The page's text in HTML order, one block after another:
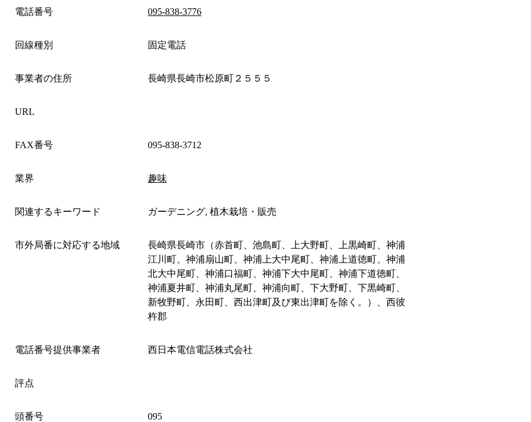
電話番号 095-838-3776
回線種別 固定電話
事業者の住所 長崎県長崎市松原町２５５５
URL
FAX番号 095-838-3712
業界 趣味
関連するキーワード ガーデニング, 植木栽培・販売
市外局番に対応する地域
長崎県長崎市（赤首町、池島町、上大野町、上黒崎町、神浦
江川町、神浦扇山町、神浦上大中尾町、神浦上道徳町、神浦
北大中尾町、神浦口福町、神浦下大中尾町、神浦下道徳町、
神浦夏井町、神浦丸尾町、神浦向町、下大野町、下黒崎町、
新牧野町、永田町、西出津町及び東出津町を除く。）、西彼
杵郡
電話番号提供事業者 西日本電信電話株式会社
評点
頭番号 095